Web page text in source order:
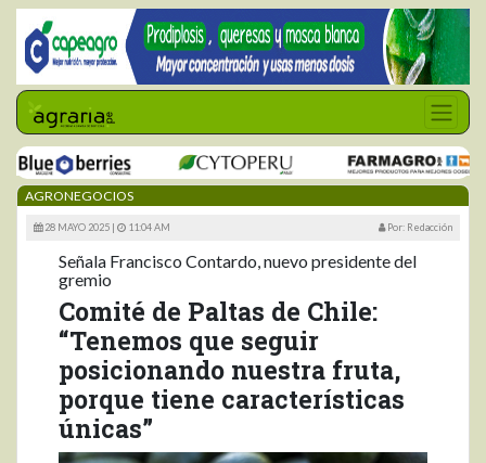
AGRONEGOCIOS
28 MAYO 2025 | 11:04 AM Por: Redacción
Señala Francisco Contardo, nuevo presidente del
gremio
Comité de Paltas de Chile:
“Tenemos que seguir
posicionando nuestra fruta,
porque tiene características
únicas”